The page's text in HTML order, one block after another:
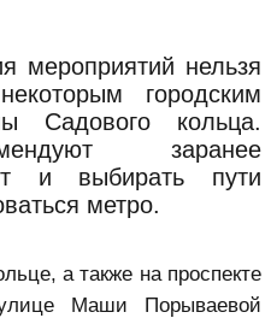
мероприятий нельзя
городским
Садового кольца.
заранее
и выбирать пути
метро.
а также на проспекте
Маши Порываевой